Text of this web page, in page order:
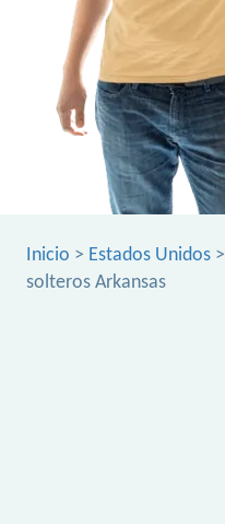
Inicio > Estados Unidos >
solteros Arkansas